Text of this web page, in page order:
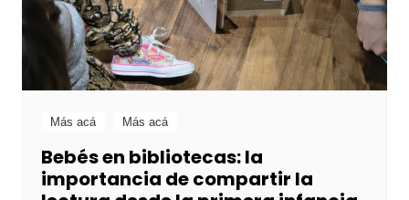
Más acá Más acá
Bebés en bibliotecas: la
importancia de compartir la